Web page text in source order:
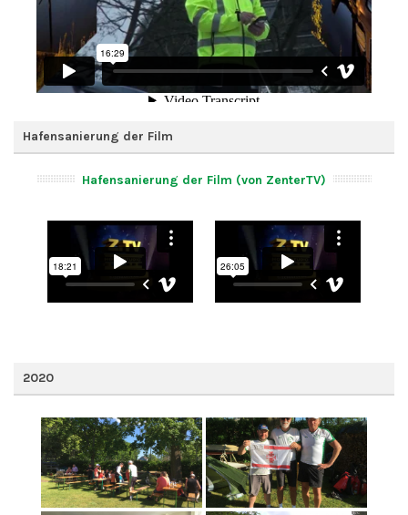
Hafensanierung der Film
Hafensanierung der Film (von ZenterTV)
2020